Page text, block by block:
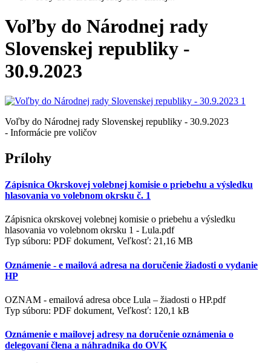
Voľby do Národnej rady
Slovenskej republiky -
30.9.2023
Voľby do Národnej rady Slovenskej republiky - 30.9.2023
- Informácie pre voličov
Prílohy
Zápisnica Okrskovej volebnej komisie o priebehu a výsledku
hlasovania vo volebnom okrsku č. 1
Zápisnica okrskovej volebnej komisie o priebehu a výsledku
hlasovania vo volebnom okrsku 1 - Lula.pdf
Typ súboru: PDF dokument, Veľkosť: 21,16 MB
Oznámenie - e mailová adresa na doručenie žiadosti o vydanie
HP
OZNAM - emailová adresa obce Lula – žiadosti o HP.pdf
Typ súboru: PDF dokument, Veľkosť: 120,1 kB
Oznámenie e mailovej adresy na doručenie oznámenia o
delegovaní člena a náhradníka do OVK